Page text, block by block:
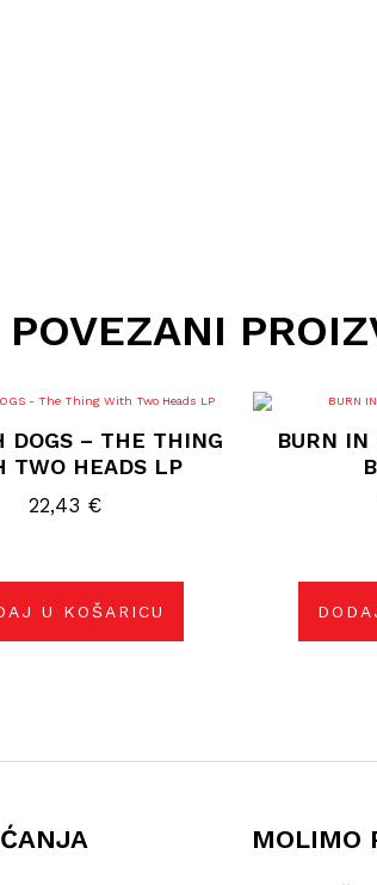
POVEZANI
DOGS – THE THING
TWO HEADS LP
22,43 €
U KOŠARICU
BURN
MOLIMO